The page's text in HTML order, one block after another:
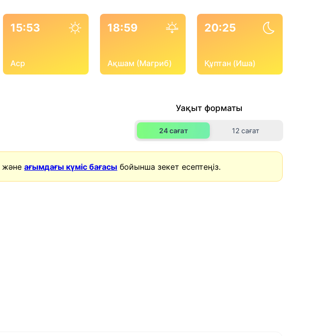
15:53
Аср
18:59
Ақшам (Магриб)
20:25
Құптан (Иша)
Уақыт форматы
24 сағат 12 сағат
жәнеағымдағы күміс бағасы бойынша зекет есептеңіз.